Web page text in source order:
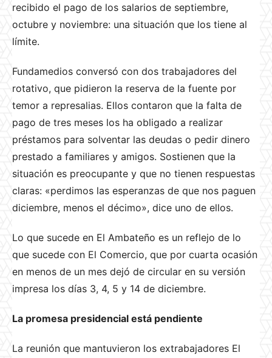
recibido el pago de los salarios de septiembre,
octubre y noviembre: una situación que los tiene al
límite.
Fundamedios conversó con dos trabajadores del
rotativo, que pidieron la reserva de la fuente por
temor a represalias. Ellos contaron que la falta de
pago de tres meses los ha obligado a realizar
préstamos para solventar las deudas o pedir dinero
prestado a familiares y amigos. Sostienen que la
situación es preocupante y que no tienen respuestas
claras: «perdimos las esperanzas de que nos paguen
diciembre, menos el décimo», dice uno de ellos.
Lo que sucede en El Ambateño es un reflejo de lo
que sucede con El Comercio, que por cuarta ocasión
en menos de un mes dejó de circular en su versión
impresa los días 3, 4, 5 y 14 de diciembre.
La promesa presidencial está pendiente
La reunión que mantuvieron los extrabajadores El